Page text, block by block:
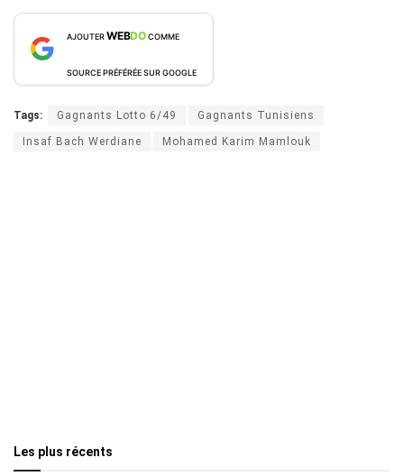
AJOUTERWEBDOCOMME
SOURCE PRÉFÉRÉE SUR GOOGLE
Tags: Gagnants Lotto 6/49 Gagnants Tunisiens
Insaf Bach Werdiane Mohamed Karim Mamlouk
Les plus récents